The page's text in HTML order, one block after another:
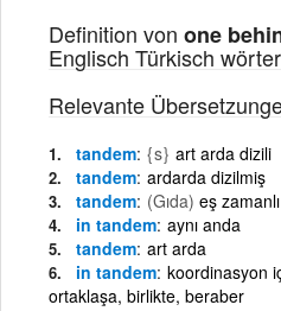
Definition von one
Englisch Türkisch
Relevante
tandem {s} art arda dizili
tandem ardarda dizilmiş
tandem (Gıda) eş zamanlı
in tandem aynı anda
tandem art arda
in tandem koordinasyon
ortaklaşa, birlikte, beraber